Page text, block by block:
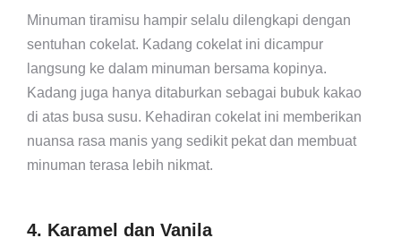
Minuman tiramisu hampir selalu dilengkapi dengan
sentuhan cokelat. Kadang cokelat ini dicampur
langsung ke dalam minuman bersama kopinya.
Kadang juga hanya ditaburkan sebagai bubuk kakao
di atas busa susu. Kehadiran cokelat ini memberikan
nuansa rasa manis yang sedikit pekat dan membuat
minuman terasa lebih nikmat.
4. Karamel dan Vanila